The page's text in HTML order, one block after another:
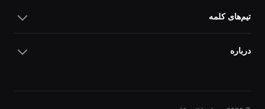
تیم‌های کلمه
درباره